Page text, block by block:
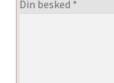
Din besked *